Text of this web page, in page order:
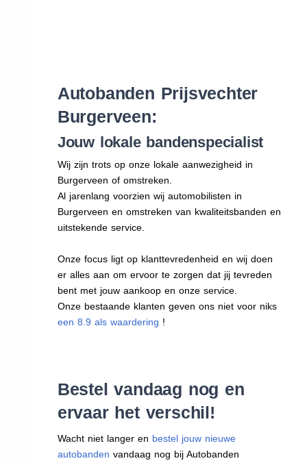
Autobanden Prijsvechter
Burgerveen:
Jouw lokale bandenspecialist
Wij zijn trots op onze lokale aanwezigheid in
Burgerveen of omstreken.
Al jarenlang voorzien wij automobilisten in
Burgerveen en omstreken van kwaliteitsbanden en
uitstekende service.
Onze focus ligt op klanttevredenheid en wij doen
er alles aan om ervoor te zorgen dat jij tevreden
bent met jouw aankoop en onze service.
Onze bestaande klanten geven ons niet voor niks
een 8.9 als waardering !
Bestel vandaag nog en
ervaar het verschil!
Wacht niet langer en bestel jouw nieuwe
autobanden vandaag nog bij Autobanden